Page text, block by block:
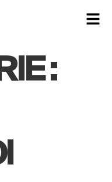
: